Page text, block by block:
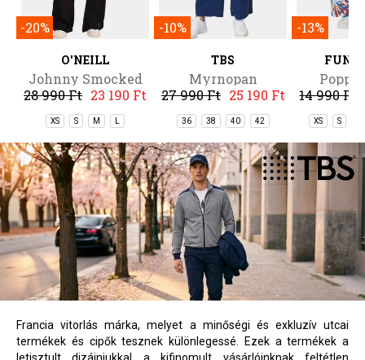
-20%
O'NEILL
Johnny Smocked
Waist Pants
28 990 Ft 23 190 Ft
XS S M
-10%
TBS
Myrnopan
27 990 Ft 25 190 Ft
36 38 40 42
-13%
Poppy
14 990 Ft
XS S
Francia vitorlás márka, melyet a minőségi és exkluzív utcai
termékek és cipők tesznek különlegessé. Ezek a termékek a